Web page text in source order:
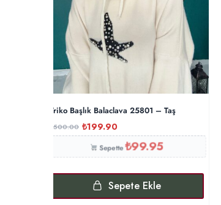
Triko Başlık Balaclava 25801 – Taş
500.00 ₺199.90
Sepette₺99.95
Sepete Ekle